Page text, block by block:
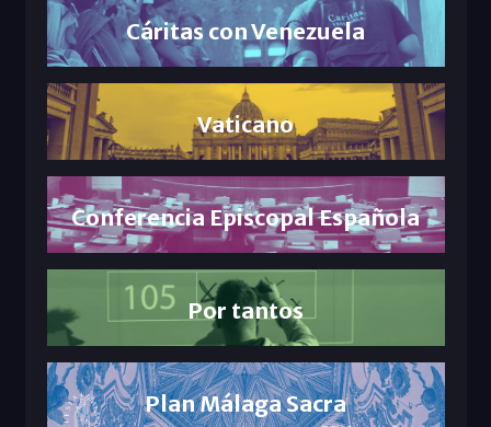
Cáritas con Venezuela
Vaticano
Conferencia Episcopal Española
Por tantos
Plan Málaga Sacra